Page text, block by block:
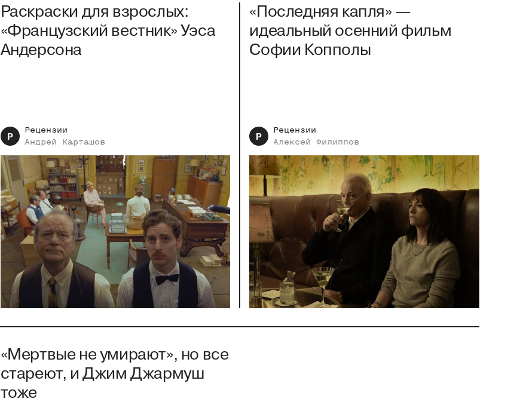
Раскраски для взрослых:
«Французский вестник» Уэса
Андерсона
Р
Рецензии
Андрей
Карташов
«Последняя капля» —
идеальный осенний фильм
Софии Копполы
Р
Рецензии
Алексей
Филиппов
«Мертвые не умирают», но все
стареют, и Джим Джармуш
тоже